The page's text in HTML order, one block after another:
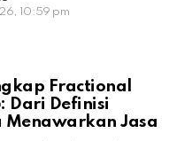
10:59 pm
Fractional
Dari Definisi
Menawarkan Jasa